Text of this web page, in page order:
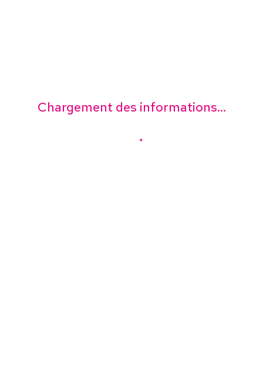
Chargement des informations...